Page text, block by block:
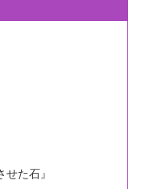
せた石』